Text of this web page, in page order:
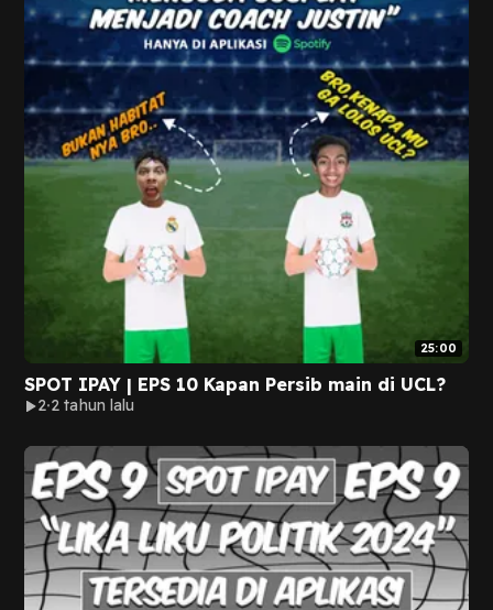
25:00
SPOT IPAY | EPS 10 Kapan Persib main di UCL?
2 2 tahun lalu